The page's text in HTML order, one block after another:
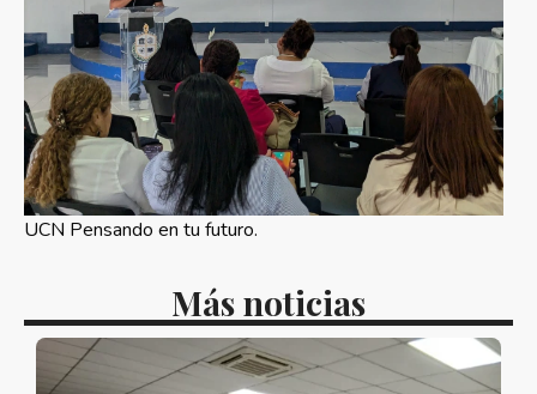
UCN Pensando en tu futuro.
Más noticias